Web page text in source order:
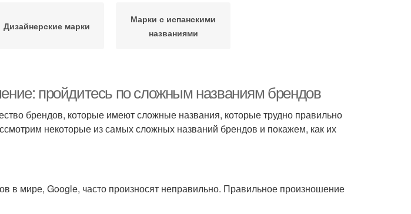
Дизайнерские марки
Марки с испанскими
названиями
пройдитесь по сложным названиям брендов
брендов, которые имеют сложные названия, которые трудно правильно
некоторые из самых сложных названий брендов и покажем, как их
в мире, Google, часто произносят неправильно. Правильное произношение